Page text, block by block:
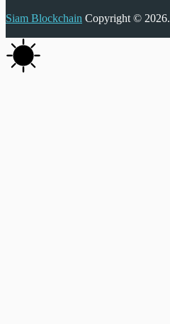
Siam Blockchain Copyright © 2026.